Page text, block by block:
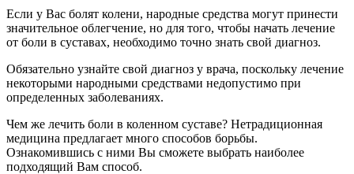
Если у Вас болят колени, народные средства могут принести
значительное облегчение, но для того, чтобы начать лечение
от боли в суставах, необходимо точно знать свой диагноз.
Обязательно узнайте свой диагноз у врача, поскольку лечение
некоторыми народными средствами недопустимо при
определенных заболеваниях.
Чем же лечить боли в коленном суставе? Нетрадиционная
медицина предлагает много способов борьбы.
Ознакомившись с ними Вы сможете выбрать наиболее
подходящий Вам способ.